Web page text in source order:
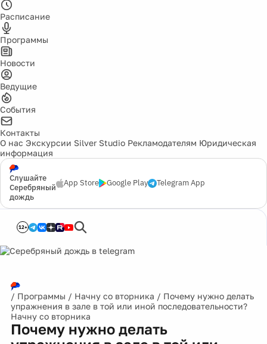
Расписание
Программы
Новости
Ведущие
События
Контакты
О нас Экскурсии Silver Studio Рекламодателям Юридическая
информация
Слушайте
Серебряный
дождь
App Store Google Play Telegram App
12+
/ Программы / Начну со вторника / Почему нужно делать
упражнения в зале в той или иной последовательности?
Начну со вторника
Почему нужно делать